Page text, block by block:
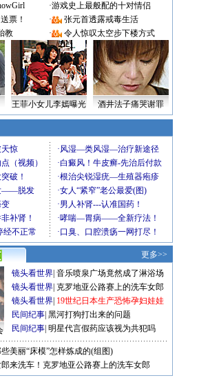
·游戏史上最般配的十对情侣
票！ ·
张元首透露戒毒生活
教 · 令人惊叹太空步下楼方式
王菲小女儿李嫣曝光 酒井法子痛哭谢罪
更多>>
镜头看世界 音乐喷泉广场竟然成了淋浴场
镜头看世界 克罗地亚公路赛上的洗车女郎
镜头看世界 19世纪日本生产恐怖孕妇娃娃
民间纪事 黑河打狗打出来的问题
民间纪事 明星代言假药应该视为共犯吗
美丽“床模”怎样炼成的(组图)
来洗车！克罗地亚公路赛上的洗车女郎